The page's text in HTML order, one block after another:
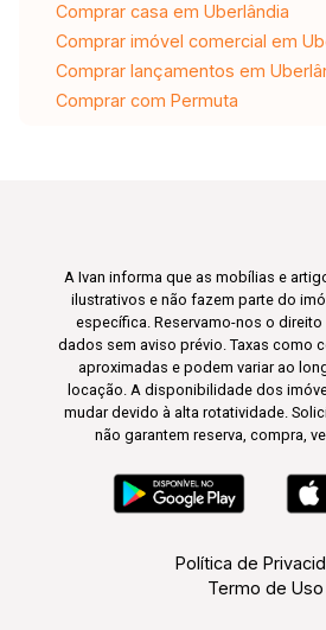
Comprar casa em Uberlândia
Comprar imóvel comercial em
Comprar lançamentos em
Comprar com Permuta
A Ivan informa que as mobílias e
ilustrativos e não fazem parte do
específica. Reservamo-nos o direito
dados sem aviso prévio. Taxas como
aproximadas e podem variar ao
locação. A disponibilidade dos
mudar devido à alta rotatividade.
não garantem reserva, compra,
Política de
Termo de Uso